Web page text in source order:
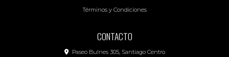
Términos y Condiciones
CONTACTO
Paseo Bulnes 305, Santiago Centro